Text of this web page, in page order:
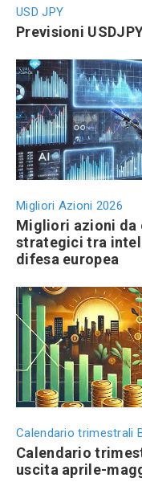
USD JPY
Previsioni
Migliori Azioni 2026
Migliori azioni da
strategici tra
difesa europea
Calendario trimestrali
Calendario
uscita aprile-